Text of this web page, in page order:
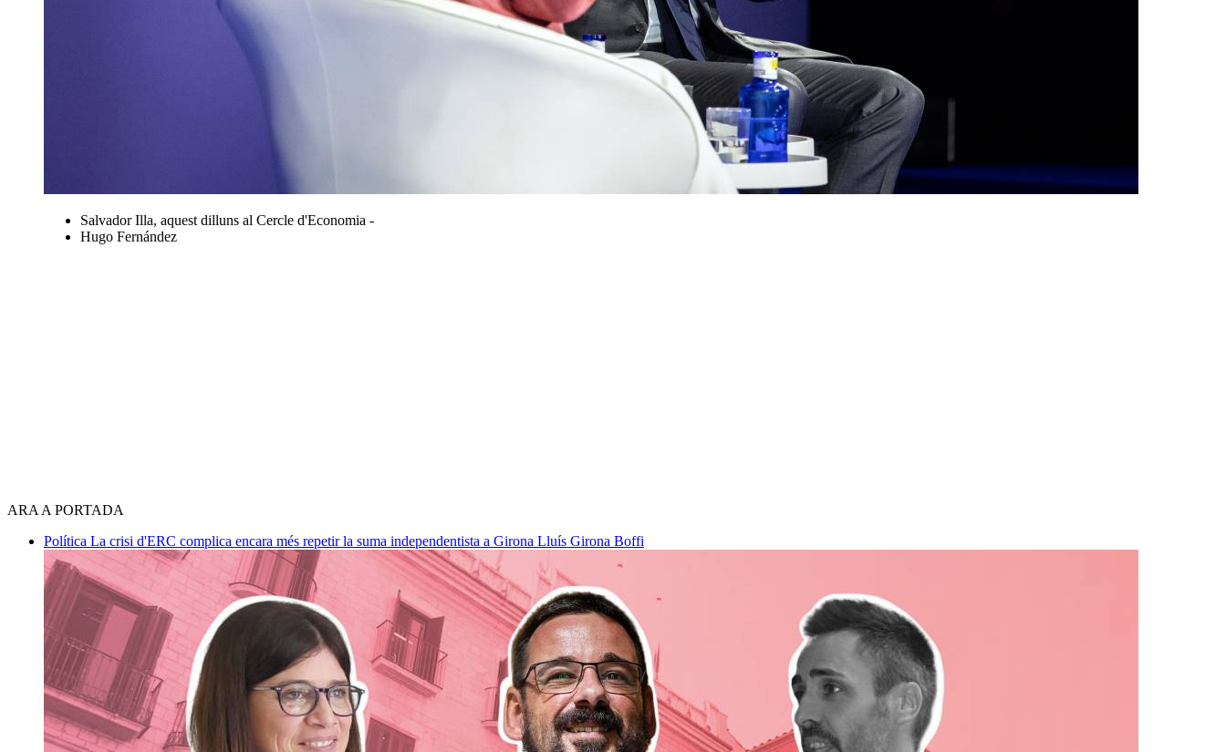
Salvador Illa, aquest dilluns al Cercle d'Economia -
Hugo Fernández
ARA A PORTADA
Política La crisi d'ERC complica encara més repetir la suma independentista a Girona Lluís Girona Boffi